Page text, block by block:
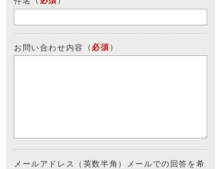
お問い合わせ内容 （ 必須 ）
メールアドレス（英数半角）メールでの回答を希